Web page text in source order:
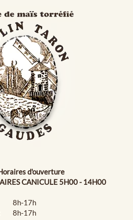
d'ouverture
CANICULE 5H00 - 14H00
8h-17h
8h-17h